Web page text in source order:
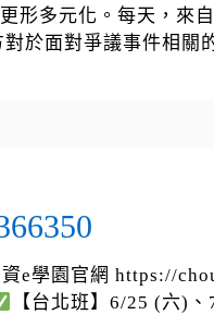
形多元化。每天，來
於面對爭議事件相
e學園官網 https://
【台北班】6/25 (六)